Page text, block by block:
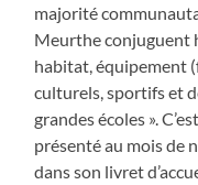
majorité
Meurthe conjuguent
habitat, équipement
culturels, sportifs et
grandes écoles ».
présenté au mois de
dans son livret